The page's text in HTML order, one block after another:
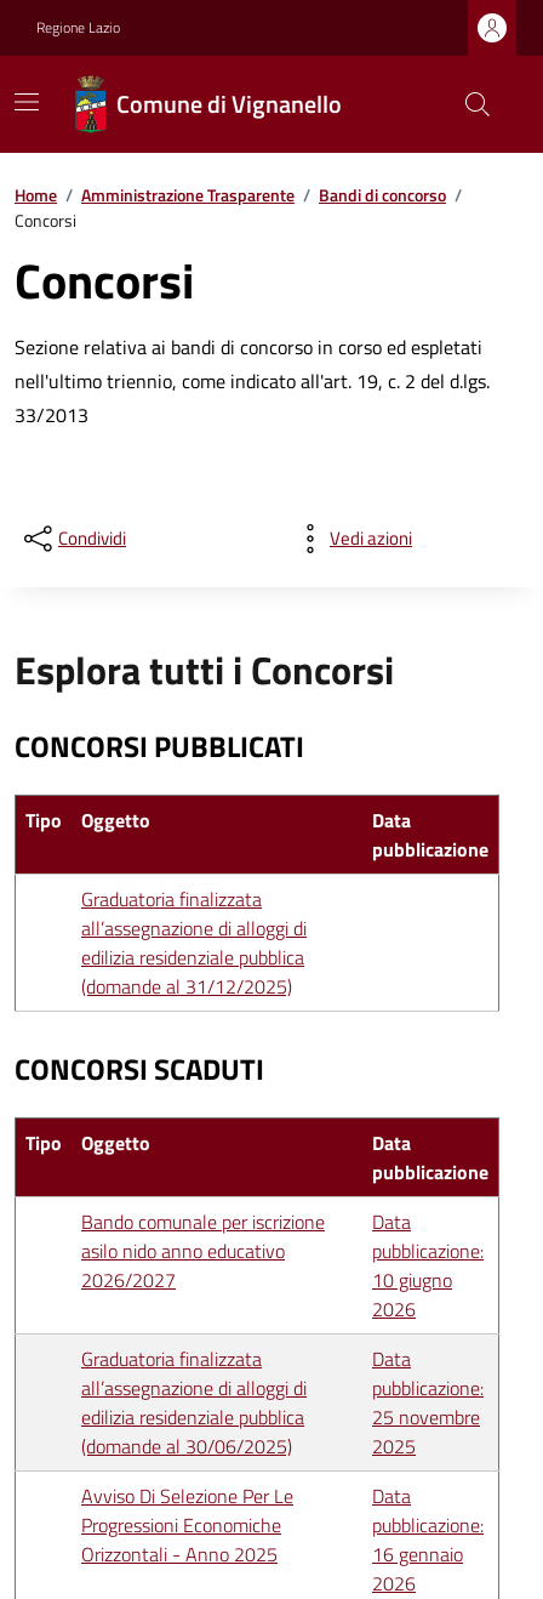
Regione Lazio
Comune di Vignanello
Home / Amministrazione Trasparente / Bandi di concorso /
Concorsi
Concorsi
Sezione relativa ai bandi di concorso in corso ed espletati
nell'ultimo triennio, come indicato all'art. 19, c. 2 del d.lgs.
33/2013
Condividi Vedi azioni
Esplora tutti i Concorsi
CONCORSI PUBBLICATI
Tipo Oggetto
Data
pubblicazione
Graduatoria finalizzata
all’assegnazione di alloggi di
edilizia residenziale pubblica
(domande al 31/12/2025)
CONCORSI SCADUTI
Tipo Oggetto
Data
pubblicazione
Bando comunale per iscrizione
asilo nido anno educativo
2026/2027
Data
pubblicazione:
10 giugno
2026
Graduatoria finalizzata
all’assegnazione di alloggi di
edilizia residenziale pubblica
(domande al 30/06/2025)
Data
pubblicazione:
25 novembre
2025
Avviso Di Selezione Per Le
Progressioni Economiche
Orizzontali - Anno 2025
Data
pubblicazione:
16 gennaio
2026